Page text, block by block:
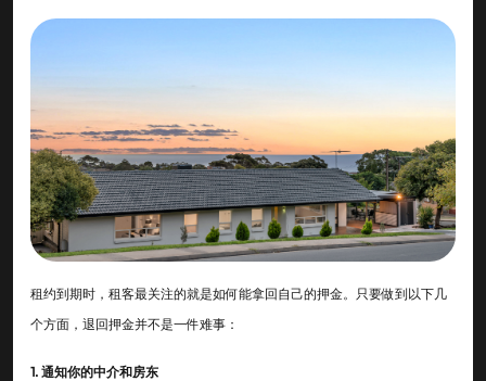
租约到期时，租客最关注的就是如何能拿回自己的押金。只要做到以下几
个方面，退回押金并不是一件难事：
1. 通知你的中介和房东